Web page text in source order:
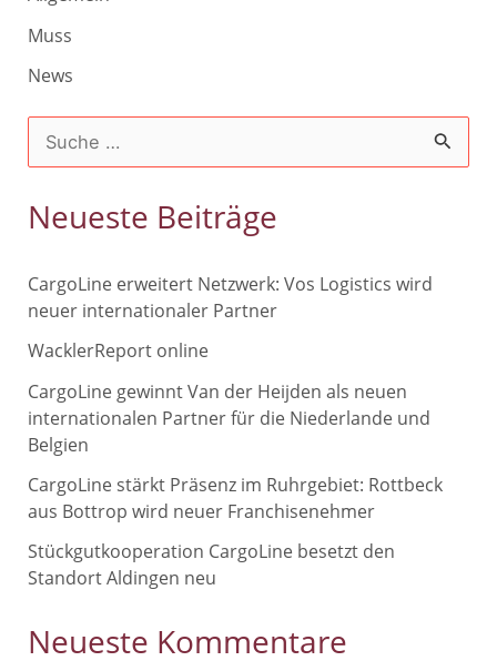
Muss
News
u
c
e
n
n
a
c
h
:
Neueste Beiträge
CargoLine erweitert Netzwerk: Vos Logistics wird
neuer internationaler Partner
WacklerReport online
CargoLine gewinnt Van der Heijden als neuen
internationalen Partner für die Niederlande und
Belgien
CargoLine stärkt Präsenz im Ruhrgebiet: Rottbeck
aus Bottrop wird neuer Franchisenehmer
Stückgutkooperation CargoLine besetzt den
Standort Aldingen neu
Neueste Kommentare